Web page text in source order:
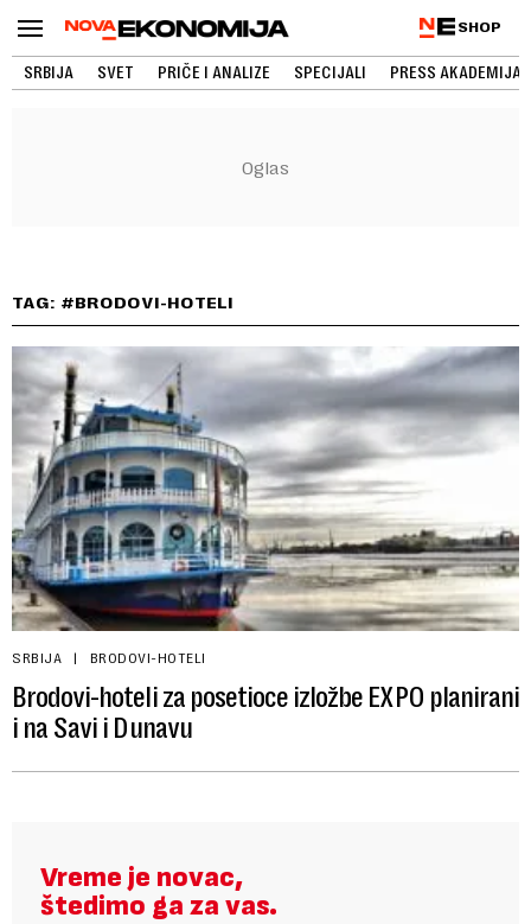
SHOP
SRBIJA SVET PRIČE I ANALIZE SPECIJALI PRESS AKADEMIJA
TAG: #BRODOVI-HOTELI
SRBIJA BRODOVI-HOTELI
Brodovi-hoteli za posetioce izložbe EXPO planirani
i na Savi i Dunavu
Vreme je novac,
štedimo ga za vas.